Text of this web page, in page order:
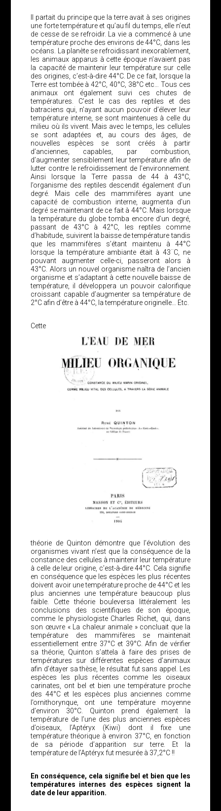
Il partait du principe que la terre avait à ses origines
une forte température et qu’au fil du temps, elle n’eut
de cesse de se refroidir. La vie a commencé à une
température proche des environs de 44°C, dans les
océans. La planète se refroidissant inexorablement,
les animaux apparus à cette époque n’avaient pas
la capacité de maintenir leur température sur celle
des origines, c’est-à-dire 44°C. De ce fait, lorsque la
Terre est tombée à 42°C, 40°C, 38°C etc… Tous ces
animaux ont également suivi ces chutes de
températures. C’est le cas des reptiles et des
batraciens qui, n’ayant aucun pouvoir d’élever leur
température interne, se sont maintenues à celle du
milieu où ils vivent. Mais avec le temps, les cellules
se sont adaptées et, au cours des âges, de
nouvelles espèces se sont créés à partir
d’anciennes, capables, par combustion,
d’augmenter sensiblement leur température afin de
lutter contre le refroidissement de l’environnement.
Ainsi lorsque la Terre passa de 44 à 43°C,
l’organisme des reptiles descendit également d’un
degré. Mais celle des mammifères ayant une
capacité de combustion interne, augmenta d’un
degré se maintenant de ce fait à 44°C. Mais lorsque
la température du globe tomba encore d’un degré,
passant de 43°C à 42°C, les reptiles comme
d’habitude, suivirent la baisse de température tandis
que les mammifères s’étant maintenu à 44°C
lorsque la température ambiante était à 43¨C, ne
pouvant augmenter celle-ci, passeront alors à
43°C. Alors un nouvel organisme naîtra de l’ancien
organisme et s’adaptant à cette nouvelle baisse de
température, il développera un pouvoir calorifique
croissant capable d’augmenter sa température de
2°C afin d’être à 44°C, la température originelle… Etc.
Cette
théorie de Quinton démontre que l’évolution des
organismes vivant n’est que la conséquence de la
constance des cellules à maintenir leur température
à celle de leur origine, c’est-à-dire 44°C. Cela signifie
en conséquence que les espèces les plus récentes
doivent avoir une température proche de 44°C et les
plus anciennes une température beaucoup plus
faible. Cette théorie bouleversa littéralement les
conclusions des scientifiques de son époque,
comme le physiologiste Charles Richet, qui, dans
son œuvre « La chaleur animale » concluait que la
température des mammifères se maintenait
essentiellement entre 37°C et 39°C. Afin de vérifier
sa théorie, Quinton s’attela à faire des prises de
températures sur différentes espèces d’animaux
afin d’étayer sa thèse, le résultat fut sans appel. Les
espèces les plus récentes comme les oiseaux
carinates, ont bel et bien une température proche
des 44°C et les espèces plus anciennes comme
l’ornithorynque, ont une température moyenne
d’environ 30°C. Quinton prend également la
température de l’une des plus anciennes espèces
d’oiseaux, l’Aptéryx (Kiwi) dont il fixe une
température théorique à environ 37°C, en fonction
de sa période d’apparition sur terre. Et la
température de l’Aptéryx fut mesurée à 37,2°C !!
En conséquence, cela signifie bel et bien que les
températures internes des espèces signent la
date de leur apparition.